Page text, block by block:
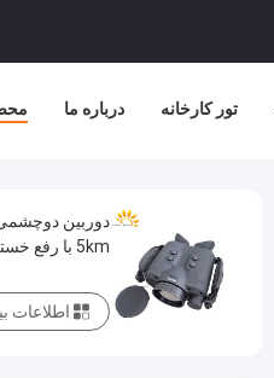
درباره ما تور کارخانه
دوربین دوچشمی
5km با رفع خستگی
اطلاعات